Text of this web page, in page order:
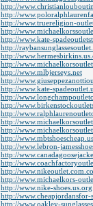
http://
http://
http://www.truereligion-
http://
http://www.kate-
http://
http://
http://
http://www.mlbjerseys.net
http://
http://www.kate-
http://
http://
http://
http://
http://
http://
http://www.lebron-
http://
http://
http://www.nikeoutlet.com.co
http://www.michaelkors-
http://www.nike-shoes.us.org
http://www.cheapjordansfor-
http://www.oakley-